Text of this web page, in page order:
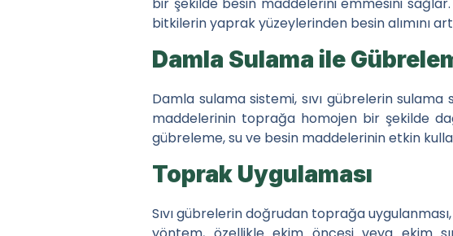
bitkilerin yaprak yüzeylerinden besin alımını
Damla Sulama ile
Damla sulama sistemi, sıvı gübrelerin
maddelerinin toprağa homojen bir şekilde
gübreleme, su ve besin maddelerinin etkin
Toprak Uygulaması
Sıvı gübrelerin doğrudan toprağa